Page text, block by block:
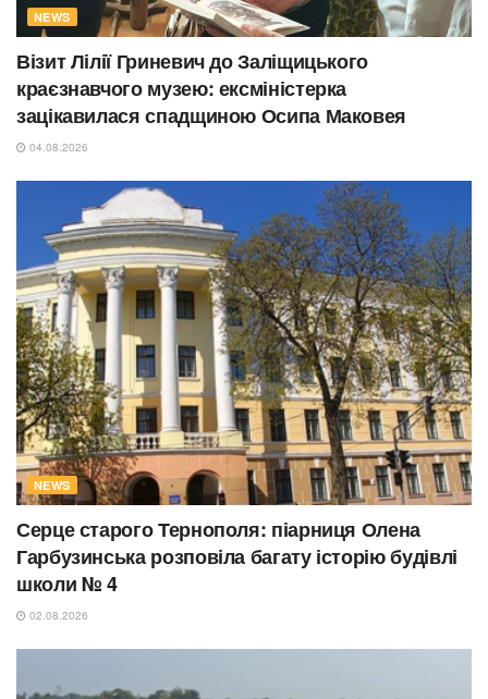
NEWS
Візит Лілії Гриневич до Заліщицького
краєзнавчого музею: ексміністерка
зацікавилася спадщиною Осипа Маковея
04.08.2026
NEWS
Серце старого Тернополя: піарниця Олена
Гарбузинська розповіла багату історію будівлі
школи № 4
02.08.2026